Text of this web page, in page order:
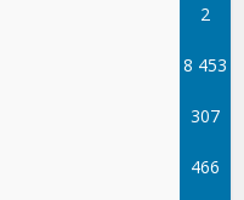
5
2
8 453
307
466